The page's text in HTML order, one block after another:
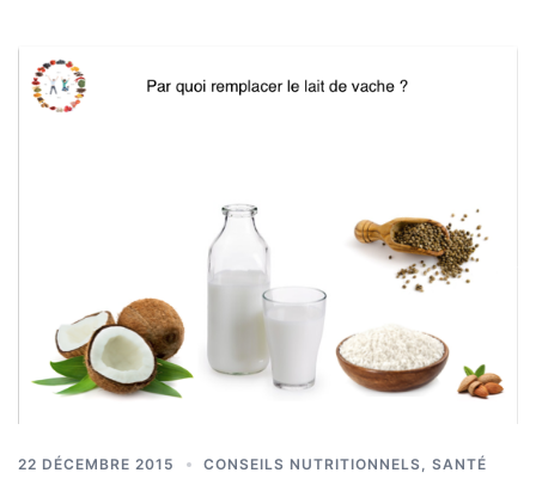
22 DÉCEMBRE 2015 CONSEILS NUTRITIONNELS SANTÉ